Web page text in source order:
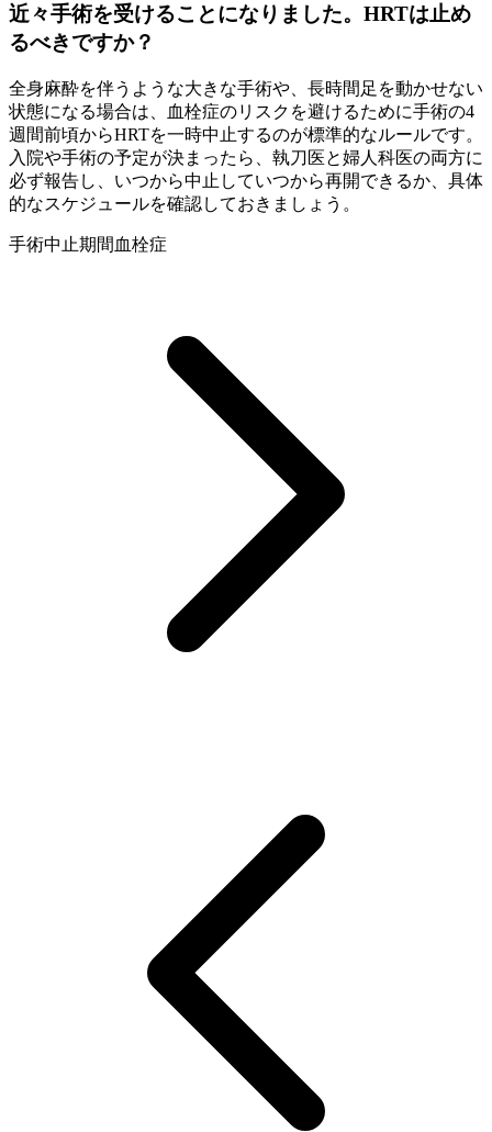
近々手術を受けることになりました。HRTは止め
るべきですか？
全身麻酔を伴うような大きな手術や、長時間足を動かせない
状態になる場合は、血栓症のリスクを避けるために手術の4
週間前頃からHRTを一時中止するのが標準的なルールです。
入院や手術の予定が決まったら、執刀医と婦人科医の両方に
必ず報告し、いつから中止していつから再開できるか、具体
的なスケジュールを確認しておきましょう。
手術中止期間 血栓症